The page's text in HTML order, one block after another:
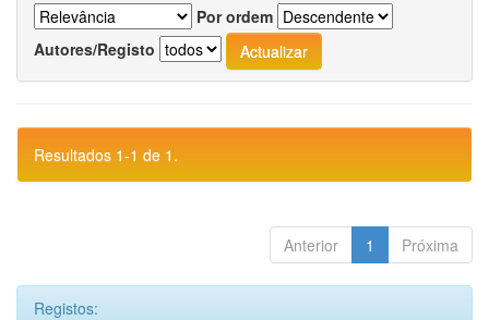
Por ordem
Autores/Registo
Resultados 1-1 de 1.
Anterior 1 Próxima
Registos: